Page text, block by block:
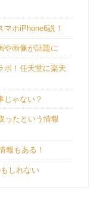
ホiPhone6説！
や画像が話題に
ボ！任天堂に楽天
じゃない？
ったという情報
報もある！
しれない